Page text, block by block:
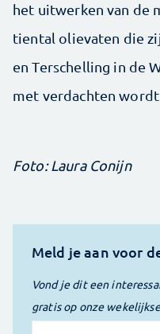
het uitwerken van de
tiental olievaten die
en Terschelling in de
met verdachten
Foto: Laura Conijn
Meld je aan voor
Vond je dit een
gratis op onze